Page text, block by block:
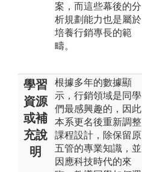
案，而這些幕後的分
析規劃能力也是屬於
培養行銷專長的範
疇。
學習
資源
或補
充說
明
根據多年的數據顯
示，行銷領域是同學
們最感興趣的，因此
本系更名後重新調整
課程設計，除保留原
五管的專業知識，並
因應科技時代的來